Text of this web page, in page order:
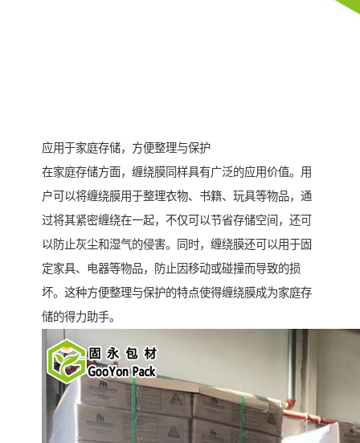
应用于家庭存储，方便整理与保护
在家庭存储方面，缠绕膜同样具有广泛的应用价值。用
户可以将缠绕膜用于整理衣物、书籍、玩具等物品，通
过将其紧密缠绕在一起，不仅可以节省存储空间，还可
以防止灰尘和湿气的侵害。同时，缠绕膜还可以用于固
定家具、电器等物品，防止因移动或碰撞而导致的损
坏。这种方便整理与保护的特点使得缠绕膜成为家庭存
储的得力助手。